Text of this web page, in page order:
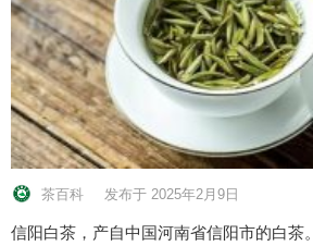
茶百科 发布于 2025年2月9日
信阳白茶，产自中国河南省信阳市的白茶